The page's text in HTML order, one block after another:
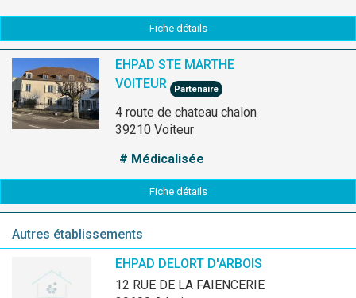
Fiche détails
EHPAD STE MARTHE
VOITEUR
Partenaire
4 route de chateau chalon
39210 Voiteur
# Médicalisée
Fiche détails
Autres établissements
EHPAD DELORT D'ARBOIS
12 RUE DE LA FAIENCERIE